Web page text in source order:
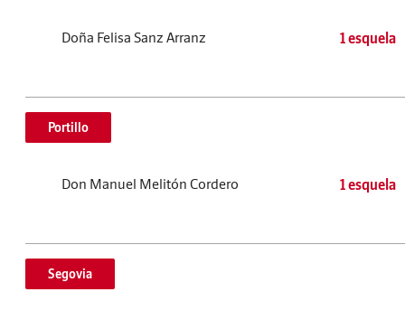
Doña Felisa Sanz Arranz 1 esquela
Portillo
Don Manuel Melitón Cordero 1 esquela
Segovia